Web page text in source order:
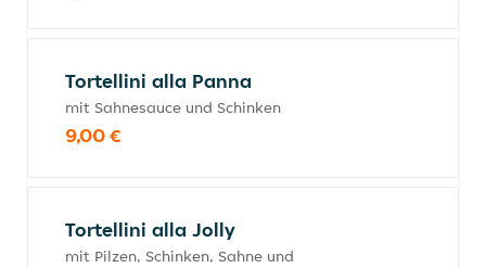
Tortellini alla Panna
mit Sahnesauce und Schinken
9,00 €
Tortellini alla Jolly
mit Pilzen, Schinken, Sahne und